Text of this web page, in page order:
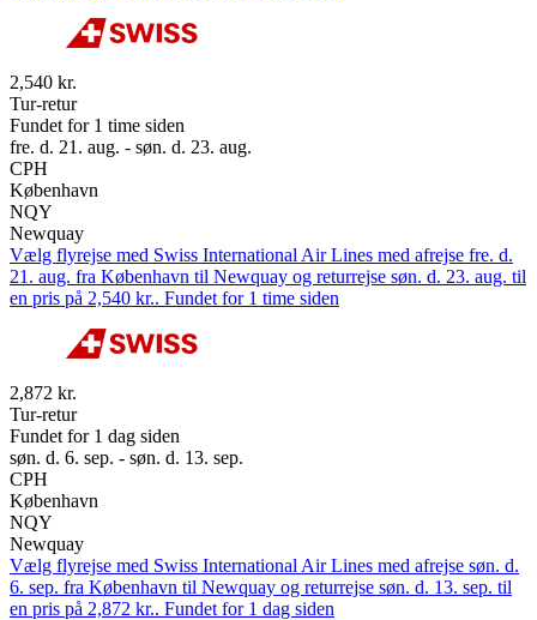
2,540 kr.
Tur-retur
Fundet for 1 time siden
fre. d. 21. aug. - søn. d. 23. aug.
CPH
København
NQY
Newquay
Vælg flyrejse med Swiss International Air Lines med afrejse fre. d.
21. aug. fra København til Newquay og returrejse søn. d. 23. aug. til
en pris på 2,540 kr.. Fundet for 1 time siden
2,872 kr.
Tur-retur
Fundet for 1 dag siden
søn. d. 6. sep. - søn. d. 13. sep.
CPH
København
NQY
Newquay
Vælg flyrejse med Swiss International Air Lines med afrejse søn. d.
6. sep. fra København til Newquay og returrejse søn. d. 13. sep. til
en pris på 2,872 kr.. Fundet for 1 dag siden